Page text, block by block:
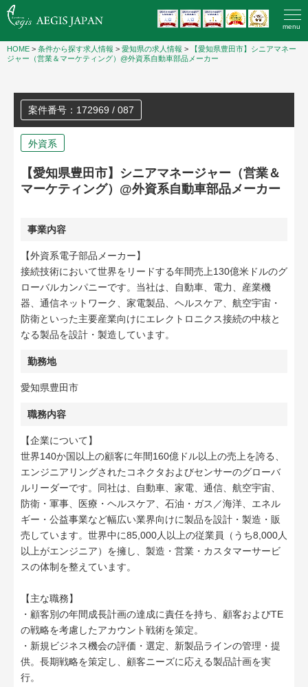
menu
HOME > 条件から探す求人情報 > 愛知県の求人情報 >
【愛知県豊田市】シニアマネー
ジャー（営業＆マーケティング）@外資系自動車部品メーカー
案件番号：172969 / 087
外資系
【愛知県豊田市】シニアマネージャー（営業＆
マーケティング）@外資系自動車部品メーカー
事業内容
【外資系電子部品メーカー】
接続技術において世界をリードする年間売上130億米ドルのグ
ローバルカンパニーです。当社は、自動車、電力、産業機
器、通信ネットワーク、家電製品、ヘルスケア、航空宇宙・
防衛といった主要産業向けにエレクトロニクス接続の中核と
なる製品を設計・製造しています。
勤務地
愛知県豊田市
職務内容
【企業について】
世界140か国以上の顧客に年間160億ドル以上の売上を誇る、
エンジニアリングされたコネクタおよびセンサーのグローバ
ルリーダーです。同社は、自動車、家電、通信、航空宇宙、
防衛・軍事、医療・ヘルスケア、石油・ガス／海洋、エネル
ギー・公益事業など幅広い業界向けに製品を設計・製造・販
売しています。世界中に85,000人以上の従業員（うち8,000人
以上がエンジニア）を擁し、製造・営業・カスタマーサービ
スの体制を整えています。
【主な職務】
・顧客別の年間成長計画の達成に責任を持ち、顧客およびTE
の戦略を考慮したアカウント戦術を策定。
・新規ビジネス機会の評価・選定、新製品ラインの管理・提
供。長期戦略を策定し、顧客ニーズに応える製品計画を実
行。